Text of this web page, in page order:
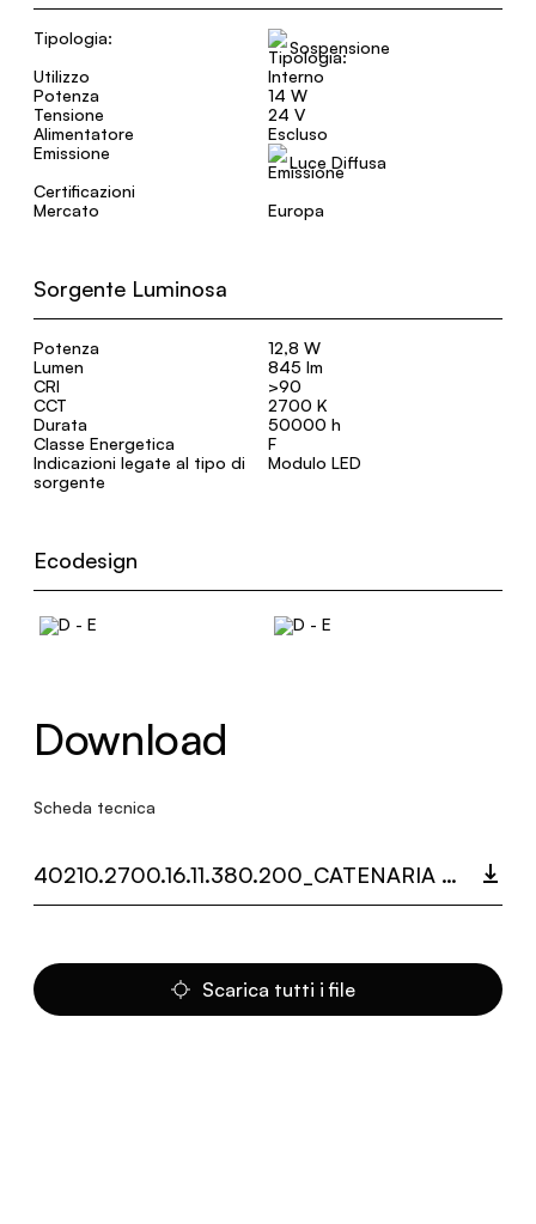
Tipologia:
Sospensione
Utilizzo
Interno
Potenza
14 W
Tensione
24 V
Alimentatore
Escluso
Emissione
Luce Diffusa
Certificazioni
Mercato
Europa
Sorgente Luminosa
Potenza
12,8 W
Lumen
845 lm
CRI
>90
CCT
2700 K
Durata
50000 h
Classe Energetica
F
Indicazioni legate al tipo di
sorgente
Modulo LED
Ecodesign
Download
Scheda tecnica
40210.2700.16.11.380.200_CATENARIA MULTIDOT.PDF
Scarica tutti i file